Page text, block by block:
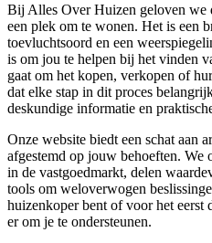
Bij Alles Over Huizen geloven we
een plek om te wonen. Het is een
toevluchtsoord en een
is om jou te helpen bij het vinden
gaat om het kopen, verkopen of
dat elke stap in dit proces
deskundige informatie en
Onze website biedt een schat aan
afgestemd op jouw behoeften. We
in de vastgoedmarkt, delen
tools om weloverwogen
huizenkoper bent of voor het
er om je te ondersteunen.